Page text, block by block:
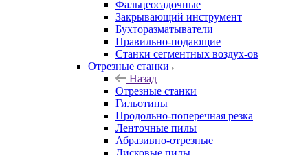
Фальцеосадочные
Закрывающий инструмент
Бухторазматыватели
Правильно-подающие
Станки сегментных воздух-ов
Отрезные станки
Назад
Отрезные станки
Гильотины
Продольно-поперечная резка
Ленточные пилы
Абразивно-отрезные
Дисковые пилы